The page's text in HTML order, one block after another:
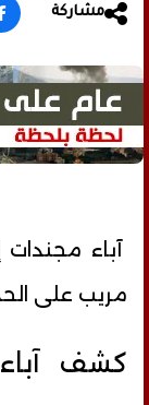
مشاركة
آباء مجندات
مريب على
كشف آباء